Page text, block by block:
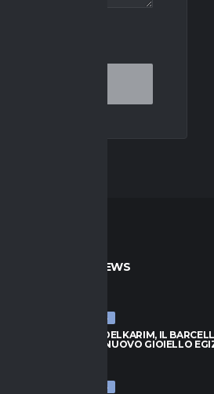
ULTIME NEWS
ULTIME NEWS
HAMZA ABDELKARIM, IL
SCOPRE IL NUOVO GIOIELLO
ULTIME NEWS